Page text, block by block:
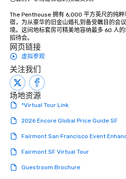
The Penthouse 拥有 6,000 平方英尺的纯
宿，为从豪华的旧金山婚礼到备受瞩目的会
境。这间地标套房可精美地容纳最多 60 人
招待会。
网页链接
虚拟参观
关注我们
场地资源
*Virtual Tour Link
2026 Encore Global Price Guide SF
Fairmont San Francisco Event
Fairmont SF Virtual Tour
Guestroom Brochure